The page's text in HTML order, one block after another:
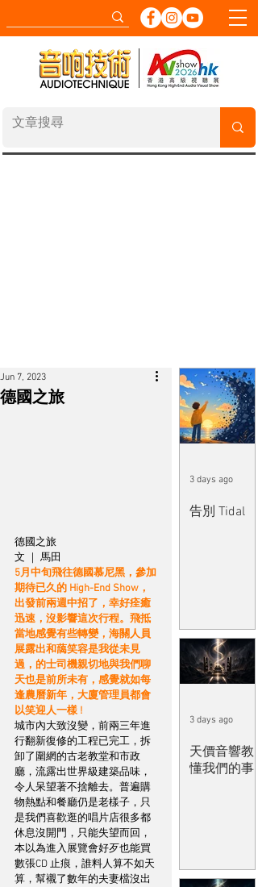
德國之旅
Jun 7, 2023
德國之旅
文 ｜ 馬田
5月中旬飛往德國慕尼黑，參加
期待已久的 High-End Show，
出發前兩週中招了，幸好痊癒
迅速，沒影響這次行程。飛抵
當地感覺有些轉變，海關人員
展露出和藹笑容是我從未見
過，的士司機親切地與我們聊
天也是前所未有，感覺就如每
逢農曆新年，大廈管理員都會
以笑迎人一樣 !
城市內大致沒變，前兩三年進
行翻新復修的工程已完工，拆
卸了圍網的古老教堂和市政
廳，流露出世界級建築品味，
令人呆望著不捨離去。普遍購
物熱點和餐廳仍是老樣子，只
是我們喜歡逛的唱片店很多都
休息沒開門，只能失望而回，
本以為進入展覽會好歹也能買
數張CD 止痕，誰料人算不如天
算，幫襯了數年的夫妻檔沒出
告別 Tidal
3 days ago
天價音響教
懂我們的事
3 days ago